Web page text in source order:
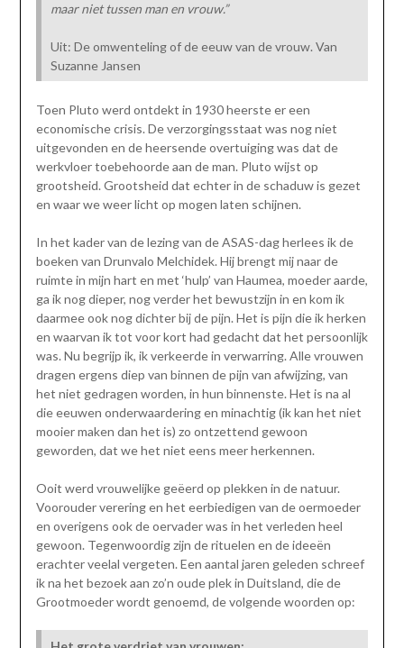
maar niet tussen man en vrouw.”
Uit: De omwenteling of de eeuw van de vrouw. Van
Suzanne Jansen
Toen Pluto werd ontdekt in 1930 heerste er een
economische crisis. De verzorgingsstaat was nog niet
uitgevonden en de heersende overtuiging was dat de
werkvloer toebehoorde aan de man. Pluto wijst op
grootsheid. Grootsheid dat echter in de schaduw is gezet
en waar we weer licht op mogen laten schijnen.
In het kader van de lezing van de ASAS-dag herlees ik de
boeken van Drunvalo Melchidek. Hij brengt mij naar de
ruimte in mijn hart en met ‘hulp’ van Haumea, moeder aarde,
ga ik nog dieper, nog verder het bewustzijn in en kom ik
daarmee ook nog dichter bij de pijn. Het is pijn die ik herken
en waarvan ik tot voor kort had gedacht dat het persoonlijk
was. Nu begrijp ik, ik verkeerde in verwarring. Alle vrouwen
dragen ergens diep van binnen de pijn van afwijzing, van
het niet gedragen worden, in hun binnenste. Het is na al
die eeuwen onderwaardering en minachtig (ik kan het niet
mooier maken dan het is) zo ontzettend gewoon
geworden, dat we het niet eens meer herkennen.
Ooit werd vrouwelijke geëerd op plekken in de natuur.
Voorouder verering en het eerbiedigen van de oermoeder
en overigens ook de oervader was in het verleden heel
gewoon. Tegenwoordig zijn de rituelen en de ideeën
erachter veelal vergeten. Een aantal jaren geleden schreef
ik na het bezoek aan zo’n oude plek in Duitsland, die de
Grootmoeder wordt genoemd, de volgende woorden op: